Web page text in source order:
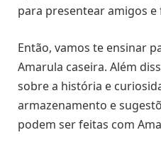
para presentear amigos e
Então, vamos te ensinar
Amarula caseira. Além
sobre a história e
armazenamento e
podem ser feitas com